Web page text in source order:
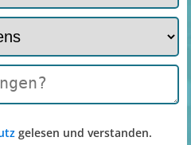
gelesen und verstanden.